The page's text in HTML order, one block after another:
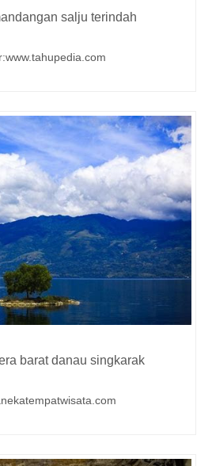
salju terindah
barat danau singkarak